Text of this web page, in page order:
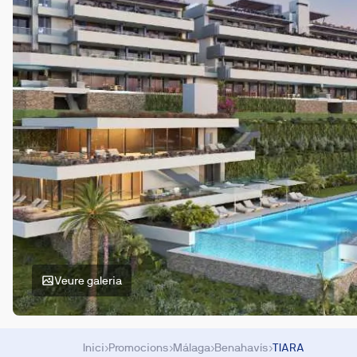
Veure galeria
Inici›Promocions›Málaga›Benahavís›TIARA